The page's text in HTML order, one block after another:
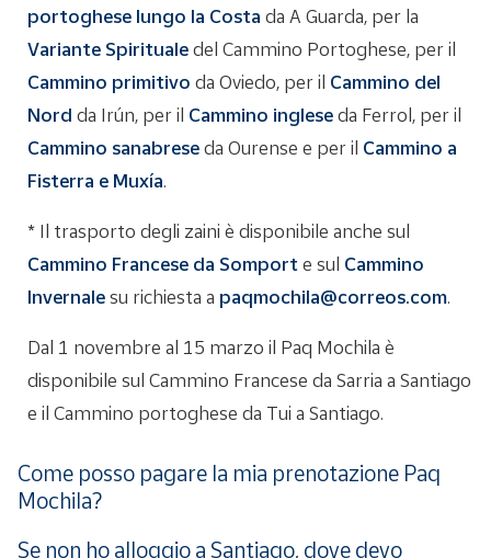
portoghese lungo la Costa da A Guarda, per la
Variante Spiritualedel Cammino Portoghese, per il
Cammino primitivo da Oviedo, per il Cammino del
Nord da Irún, per il Cammino ingleseda Ferrol, per il
Cammino sanabreseda Ourense e per il Cammino a
Fisterra e Muxía.
* Il trasporto degli zaini è disponibile anche sul
Cammino Francese da Somport e sul Cammino
Invernalesu richiesta a paqmochila@correos.com.
Dal 1 novembre al 15 marzo il Paq Mochila è
disponibile sul Cammino Francese da Sarria a Santiago
e il Cammino portoghese da Tui a Santiago.
Come posso pagare la mia prenotazione Paq
Mochila?
Se non ho alloggio a Santiago, dove devo